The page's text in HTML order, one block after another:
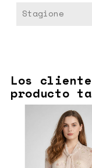
Stagione
Los
producto